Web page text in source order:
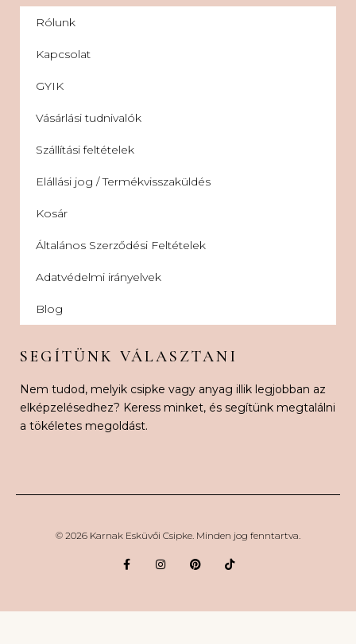
Rólunk
Kapcsolat
GYIK
Vásárlási tudnivalók
Szállítási feltételek
Elállási jog / Termékvisszaküldés
Kosár
Általános Szerződési Feltételek
Adatvédelmi irányelvek
Blog
SEGÍTÜNK VÁLASZTANI
Nem tudod, melyik csipke vagy anyag illik legjobban az
elképzelésedhez? Keress minket, és segítünk megtalálni
a tökéletes megoldást.
© 2026 Karnak Esküvői Csipke. Minden jog fenntartva.